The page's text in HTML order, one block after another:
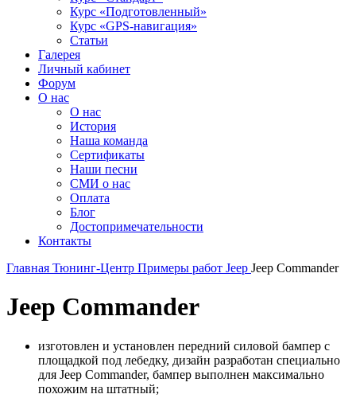
Курс «Подготовленный»
Курс «GPS-навигация»
Статьи
Галерея
Личный кабинет
Форум
О нас
О нас
История
Наша команда
Сертификаты
Наши песни
СМИ о нас
Оплата
Блог
Достопримечательности
Контакты
Главная Тюнинг-Центр Примеры работ Jeep Jeep Commander
Jeep Commander
изготовлен и установлен передний силовой бампер с
площадкой под лебедку, дизайн разработан специально
для Jeep Commander, бампер выполнен максимально
похожим на штатный;